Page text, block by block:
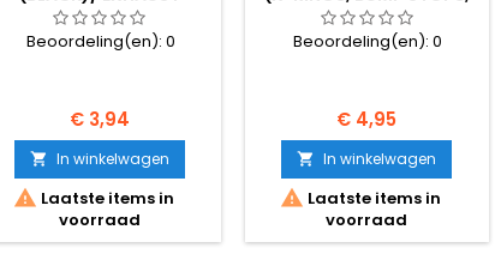
DEFLECTER (RUBBER, BLA
Beoordeling(en): 0
Prijs
€ 3,94
 In winkelwagen
 Laatste items in
voorraad
BLADDERS, ALL P
Beoordeling(en):0
Prijs
€ 4,95
 In winkelwagen
 Laatste items in
voorraad